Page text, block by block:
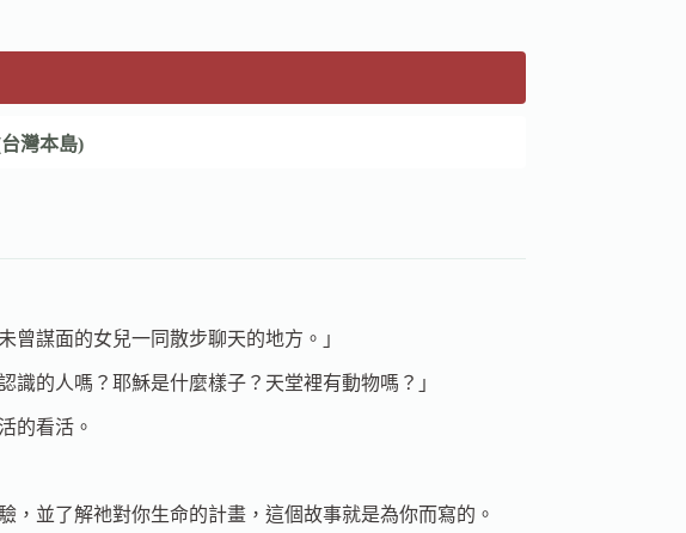
灣本島)
曾謀面的女兒一同散步聊天的地方。」
的人嗎？耶穌是什麼樣子？天堂裡有動物嗎？」
的看活。
並了解祂對你生命的計畫，這個故事就是為你而寫的。